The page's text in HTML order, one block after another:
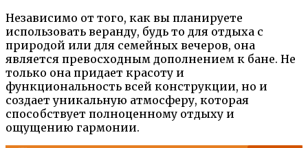
Независимо от того, как вы планируете
использовать веранду, будь то для отдыха с
природой или для семейных вечеров, она
является превосходным дополнением к бане. Не
только она придает красоту и
функциональность всей конструкции, но и
создает уникальную атмосферу, которая
способствует полноценному отдыху и
ощущению гармонии.